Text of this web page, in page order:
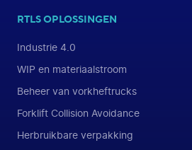
RTLS OPLOSSINGEN
Industrie 4.0
WIP en materiaalstroom
Beheer van vorkheftrucks
Forklift Collision Avoidance
Herbruikbare verpakking